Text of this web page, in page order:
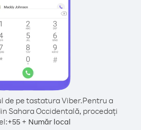
de pe tastatura Viber.Pentru a
Sahara Occidentală, procedați
+55+ Număr local